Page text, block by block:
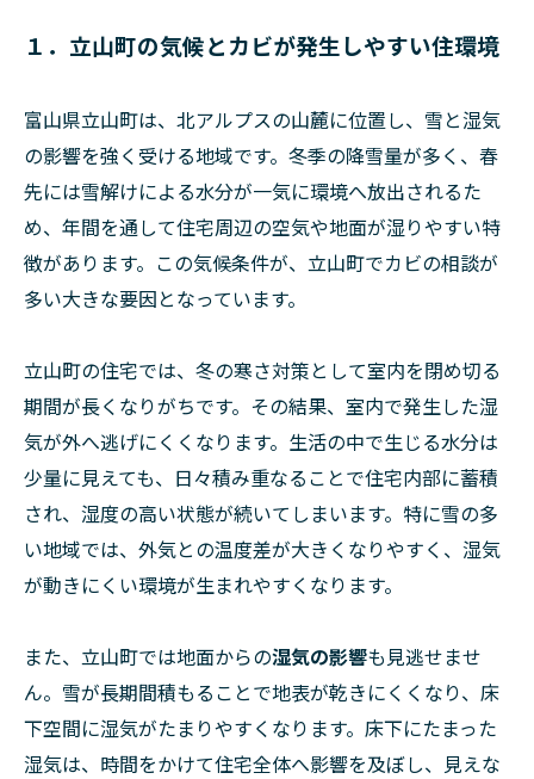
１．立山町の気候とカビが発生しやすい住環境
富山県立山町は、北アルプスの山麓に位置し、雪と湿気
の影響を強く受ける地域です。冬季の降雪量が多く、春
先には雪解けによる水分が一気に環境へ放出されるた
め、年間を通して住宅周辺の空気や地面が湿りやすい特
徴があります。この気候条件が、立山町でカビの相談が
多い大きな要因となっています。
立山町の住宅では、冬の寒さ対策として室内を閉め切る
期間が長くなりがちです。その結果、室内で発生した湿
気が外へ逃げにくくなります。生活の中で生じる水分は
少量に見えても、日々積み重なることで住宅内部に蓄積
され、湿度の高い状態が続いてしまいます。特に雪の多
い地域では、外気との温度差が大きくなりやすく、湿気
が動きにくい環境が生まれやすくなります。
また、立山町では地面からの湿気の影響も見逃せませ
ん。雪が長期間積もることで地表が乾きにくくなり、床
下空間に湿気がたまりやすくなります。床下にたまった
湿気は、時間をかけて住宅全体へ影響を及ぼし、見えな